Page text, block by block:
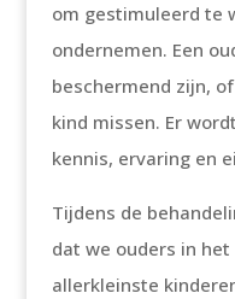
om gestimuleerd te
ondernemen. Een
beschermend zijn,
kind missen. Er
kennis, ervaring en
Tijdens de
dat we ouders in
allerkleinste